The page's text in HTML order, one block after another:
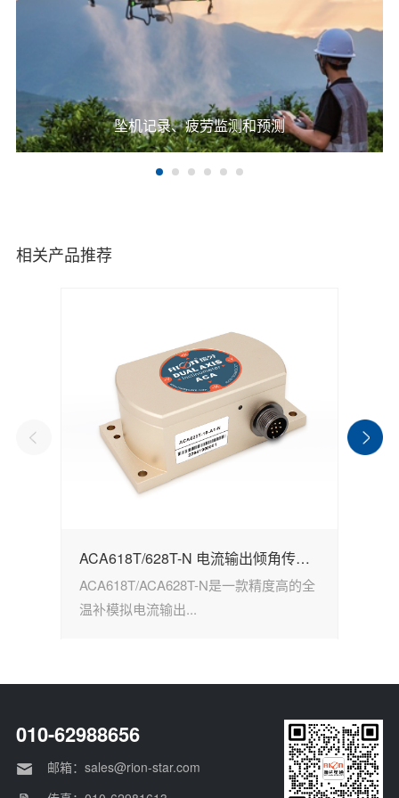
坠机记录、疲劳监测和预测
相关产品推荐
ACA618T/628T-N 电流输出倾角传感器
ACA618T/ACA628T-N是一款精度高的全
温补模拟电流输出...
010-62988656
邮箱：sales@rion-star.com